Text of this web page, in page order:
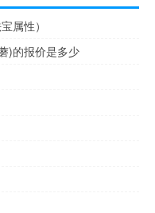
属性）
)的报价是多少